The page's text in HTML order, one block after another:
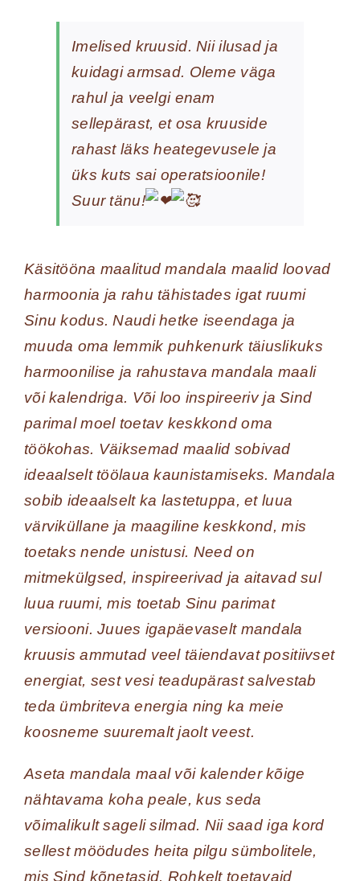
Imelised kruusid. Nii ilusad ja
kuidagi armsad. Oleme väga
rahul ja veelgi enam
sellepärast, et osa kruuside
rahast läks heategevusele ja
üks kuts sai operatsioonile!
Suur tänu!
Käsitööna maalitud mandala maalid loovad
harmoonia ja rahu tähistades igat ruumi
Sinu kodus. Naudi hetke iseendaga ja
muuda oma lemmik puhkenurk täiuslikuks
harmoonilise ja rahustava mandala maali
või kalendriga. Või loo inspireeriv ja Sind
parimal moel toetav keskkond oma
töökohas. Väiksemad maalid sobivad
ideaalselt töölaua kaunistamiseks. Mandala
sobib ideaalselt ka lastetuppa, et luua
värviküllane ja maagiline keskkond, mis
toetaks nende unistusi. Need on
mitmekülgsed, inspireerivad ja aitavad sul
luua ruumi, mis toetab Sinu parimat
versiooni. Juues igapäevaselt mandala
kruusis ammutad veel täiendavat positiivset
energiat, sest vesi teadupärast salvestab
teda ümbriteva energia ning ka meie
koosneme suuremalt jaolt veest.
Aseta mandala maal või kalender kõige
nähtavama koha peale, kus seda
võimalikult sageli silmad. Nii saad iga kord
sellest möödudes heita pilgu sümbolitele,
mis Sind kõnetasid. Rohkelt toetavaid